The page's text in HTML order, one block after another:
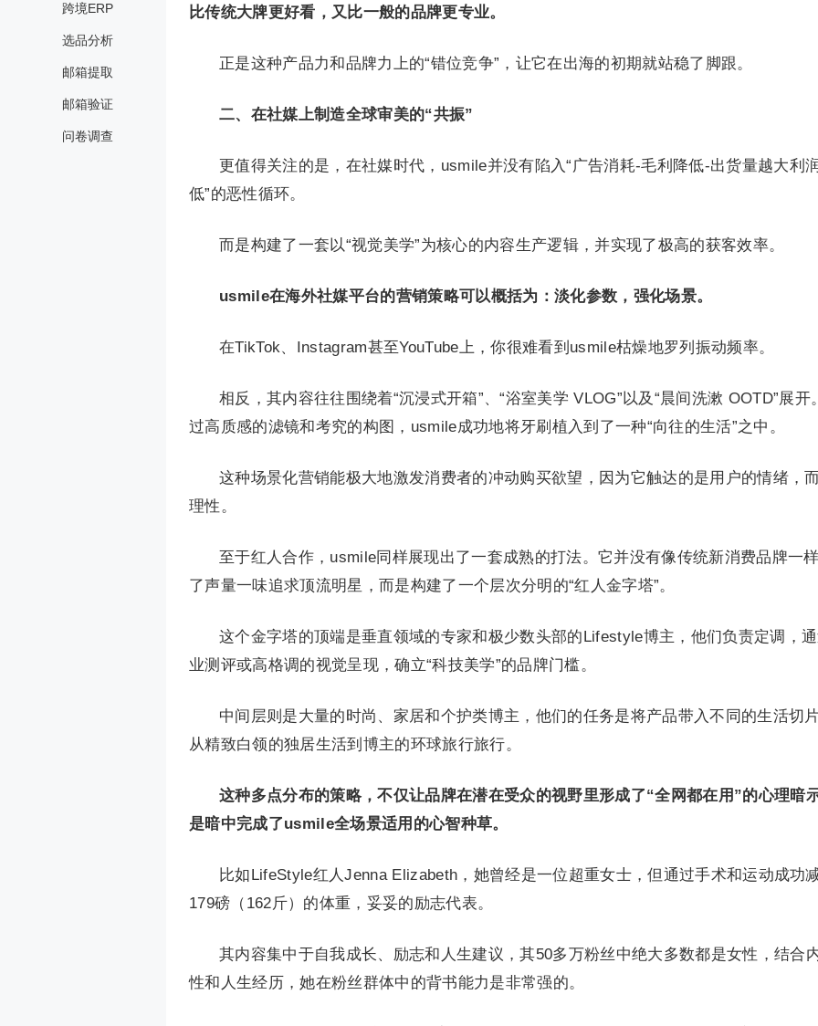
跨境ERP
选品分析
邮箱提取
邮箱验证
问卷调查
比传统大牌更好看，又比一般的品牌更专业。
正是这种产品力和品牌力上的“错位竞争”，让它在出海的初期就站稳了脚跟。
二、在社媒上制造全球审美的“共振”
更值得关注的是，在社媒时代，usmile并没有陷入“广告消耗-毛利降低-出货量越大利
低”的恶性循环。
而是构建了一套以“视觉美学”为核心的内容生产逻辑，并实现了极高的获客效率。
usmile在海外社媒平台的营销策略可以概括为：淡化参数，强化场景。
在TikTok、Instagram甚至YouTube上，你很难看到usmile枯燥地罗列振动频率。
相反，其内容往往围绕着“沉浸式开箱”、“浴室美学 VLOG”以及“晨间洗漱 OOTD”展开
过高质感的滤镜和考究的构图，usmile成功地将牙刷植入到了一种“向往的生活”之中。
这种场景化营销能极大地激发消费者的冲动购买欲望，因为它触达的是用户的情绪，
理性。
至于红人合作，usmile同样展现出了一套成熟的打法。它并没有像传统新消费品牌一
了声量一味追求顶流明星，而是构建了一个层次分明的“红人金字塔”。
这个金字塔的顶端是垂直领域的专家和极少数头部的Lifestyle博主，他们负责定调，
业测评或高格调的视觉呈现，确立“科技美学”的品牌门槛。
中间层则是大量的时尚、家居和个护类博主，他们的任务是将产品带入不同的生活
从精致白领的独居生活到博主的环球旅行旅行。
这种多点分布的策略，不仅让品牌在潜在受众的视野里形成了“全网都在用”的心理暗
是暗中完成了usmile全场景适用的心智种草。
比如LifeStyle红人Jenna Elizabeth，她曾经是一位超重女士，但通过手术和运动成功
179磅（162斤）的体重，妥妥的励志代表。
其内容集中于自我成长、励志和人生建议，其50多万粉丝中绝大多数都是女性，结合
性和人生经历，她在粉丝群体中的背书能力是非常强的。